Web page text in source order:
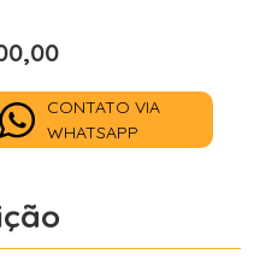
CONTATO VIA
WHATSAPP